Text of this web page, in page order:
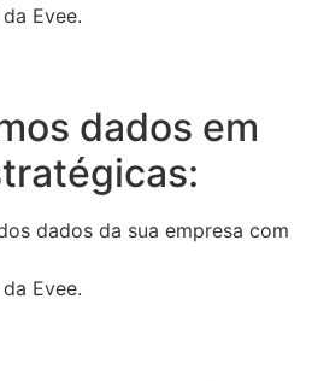
Evee.
dados em
dados da sua empresa com
Evee.